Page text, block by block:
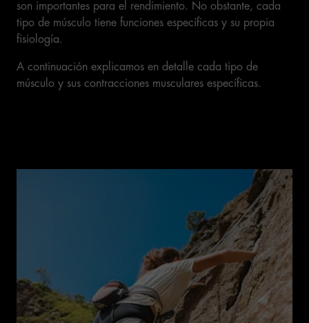
son importantes para el rendimiento. No obstante, cada
tipo de músculo tiene funciones específicas y su propia
fisiología.
A continuación explicamos en detalle cada tipo de
músculo y sus contracciones musculares específicas.